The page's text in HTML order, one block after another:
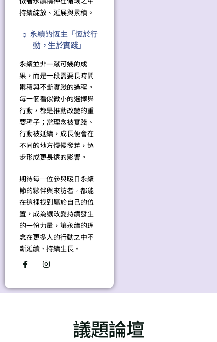
持續綻放、延展與累積。
☼ 永續的恆生「恆於行
動，生於實踐」
永續並非一蹴可幾的成
果，而是一段需要長時間
累積與不斷實踐的過程。
每一個看似微小的選擇與
行動，都是推動改變的重
要種子；當理念被實踐、
行動被延續，成長便會在
不同的地方慢慢發芽，逐
步形成更長遠的影響。
期待每一位參與暖日永續
節的夥伴與來訪者，都能
在這裡找到屬於自己的位
置，成為讓改變持續發生
的一份力量，讓永續的理
念在更多人的行動之中不
斷延續、持續生長。
議題論壇